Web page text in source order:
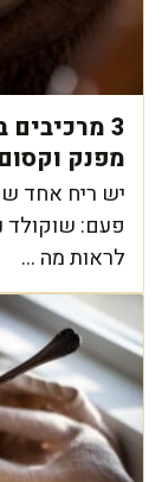
3
מפנק וקסום
יש ריח אחד
פעם: שוקולד
לראות מה ...